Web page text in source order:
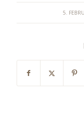
5. /